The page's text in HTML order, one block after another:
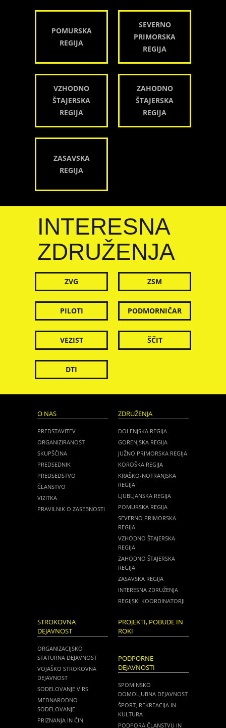
POMURSKA
REGIJA
SEVERNO
PRIMORSKA
REGIJA
VZHODNO
ŠTAJERSKA
REGIJA
ZAHODNO
ŠTAJERSKA
REGIJA
ZASAVSKA
REGIJA
INTERESNA
ZDRUŽENJA
ZVG ZSM
PILOTI PODMORNIČAR
VEZIST ŠČIT
DTI
O NAS
PREDSTAVITEV
ORGANIZIRANOST
SKUPŠČINA
PREDSEDNIK
PREDSEDSTVO
ČLANSTVO
VIZITKA
PRAVILNIK O ZASEBNOSTI
ZDRUŽENJA
DOLENJSKA REGIJA
GORENJSKA REGIJA
JUŽNO PRIMORSKA REGIJA
KOROŠKA REGIJA
KRAŠKO-NOTRANJSKA
REGIJA
LJUBLJANSKA REGIJA
POMURSKA REGIJA
SEVERNO PRIMORSKA
REGIJA
VZHODNO ŠTAJERSKA
REGIJA
ZAHODNO ŠTAJERSKA
REGIJA
ZASAVSKA REGIJA
INTERESNA ZDRUŽENJA
REGIJSKI KOORDINATORJI
STROKOVNA
DEJAVNOST
ORGANIZACIJSKO
STATURNA DEJAVNOST
VOJAŠKO STROKOVNA
DEJAVNOST
SODELOVANJE V RS
MEDNARODNO
SODELOVANJE
PRIZNANJA IN ČINI
PROJEKTI, POBUDE IN
ROKI
PODPORNE
DEJAVNOSTI
SPOMINSKO
DOMOLJUBNA DEJAVNOST
ŠPORT, REKREACIJA IN
KULTURA
PODPORA ČLANSTVU IN